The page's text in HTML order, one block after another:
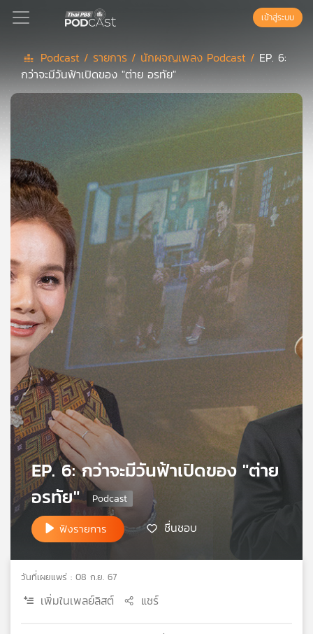
Podcast
ลิ
สต์
แนะนำ
ย์
ลิ
สต์
ของ
คุณ
เพลง
บทความ
ข่าว
และ
กิจกรรม
เกี่ยว
กับ
เข้าสู่ระบบ
Podcast / รายการ / นักผจญเพลง Podcast / EP. 6:
กว่าจะมีวันฟ้าเปิดของ "ต่าย อรทัย"
EP. 6: กว่าจะมีวันฟ้าเปิดของ "ต่าย
อรทัย"
ฟังรายการ ชื่นชอบ
วันที่เผยแพร่ : 08 ก.ย. 67
เพิ่มในเพลย์ลิสต์ แชร์